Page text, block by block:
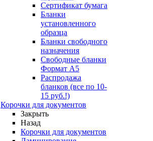
Сертификат бумага
Бланки
установленного
образца
Бланки свободного
назначения
Свободные бланки
Формат А5
Распродажа
бланков (все по 10-
15 руб.!)
Корочки для документов
Закрыть
Назад
Корочки для документов